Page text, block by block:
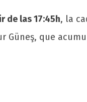
de las 17:45h, la
Güneş, que